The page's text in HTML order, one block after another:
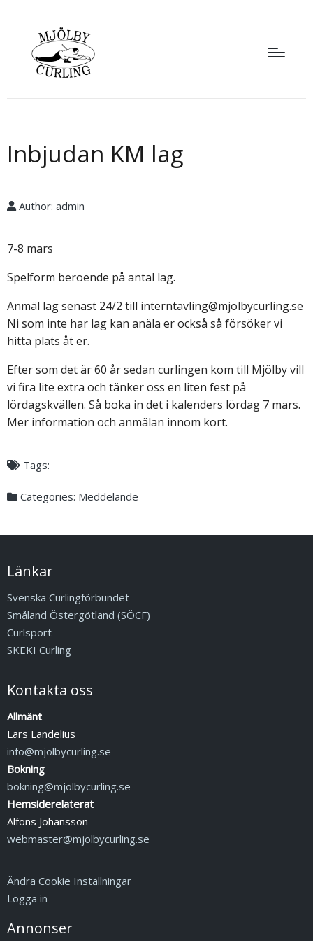
Inbjudan KM lag
Author: admin
7-8 mars
Spelform beroende på antal lag.
Anmäl lag senast 24/2 till interntavling@mjolbycurling.se
Ni som inte har lag kan anäla er också så försöker vi
hitta plats åt er.
Efter som det är 60 år sedan curlingen kom till Mjölby vill
vi fira lite extra och tänker oss en liten fest på
lördagskvällen. Så boka in det i kalenders lördag 7 mars.
Mer information och anmälan innom kort.
Tags:
Categories: Meddelande
Länkar
Svenska Curlingförbundet
Småland Östergötland (SÖCF)
Curlsport
SKEKI Curling
Kontakta oss
Allmänt
Lars Landelius
info@mjolbycurling.se
Bokning
bokning@mjolbycurling.se
Hemsiderelaterat
Alfons Johansson
webmaster@mjolbycurling.se
Ändra Cookie Inställningar
Logga in
Annonser